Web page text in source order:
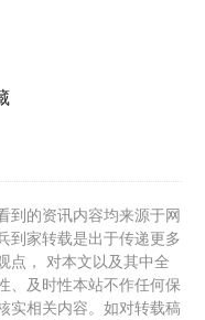
到的资讯内容均来源于网
到家转载是出于传递更多
点， 对本文以及其中全
、及时性本站不作任何保
实相关内容。如对转载稿